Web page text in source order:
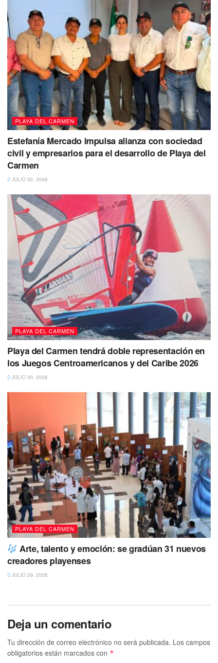
PLAYA DEL CARMEN
Estefanía Mercado impulsa alianza con sociedad
civil y empresarios para el desarrollo de Playa del
Carmen
JULIO 30, 2026
PLAYA DEL CARMEN
Playa del Carmen tendrá doble representación en
los Juegos Centroamericanos y del Caribe 2026
JULIO 30, 2026
PLAYA DEL CARMEN
Arte, talento y emoción: se gradúan 31 nuevos
creadores playenses
JULIO 29, 2026
Deja un comentario
Tu dirección de correo electrónico no será publicada. Los campos
obligatorios están marcados con *